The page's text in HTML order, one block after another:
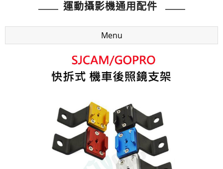
運動攝影機通用配件
Menu